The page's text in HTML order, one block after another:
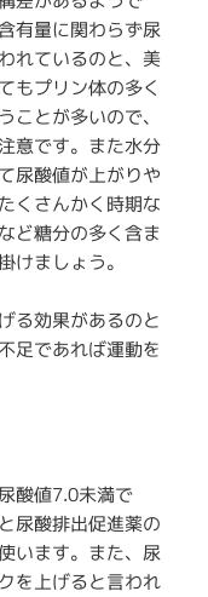
有量に関わらず尿
れているのと、美
もプリン体の多く
ことが多いので、
意です。また水分
尿酸値が上がりや
くさんかく時期な
ど糖分の多く含ま
けましょう。
る効果があるのと
足であれば運動を
酸値7.0未満で
尿酸排出促進薬の
います。また、尿
を上げると言われ